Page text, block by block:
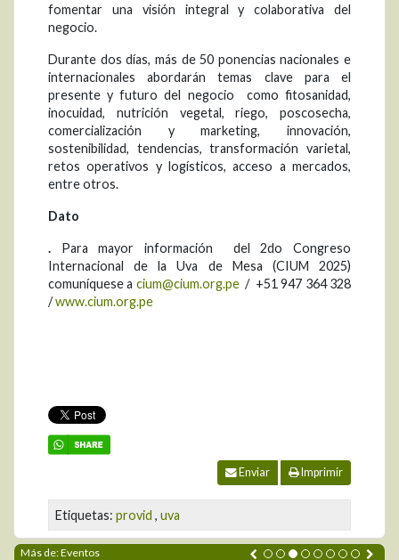
fomentar una visión integral y colaborativa del
negocio.
Durante dos días, más de 50 ponencias nacionales e
internacionales abordarán temas clave para el
presente y futuro del negocio como fitosanidad,
inocuidad, nutrición vegetal, riego, poscosecha,
comercialización y marketing, innovación,
sostenibilidad, tendencias, transformación varietal,
retos operativos y logísticos, acceso a mercados,
entre otros.
Dato
. Para mayor información del 2do Congreso
Internacional de la Uva de Mesa (CIUM 2025)
comuníquese a cium@cium.org.pe/ +51 947 364 328
/www.cium.org.pe
Enviar Imprimir
Etiquetas: provid , uva
Más de: Eventos